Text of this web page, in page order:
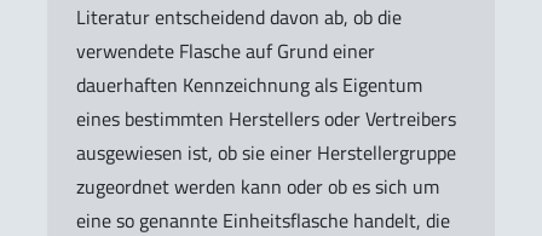
Literatur entscheidend davon ab, ob die
verwendete Flasche auf Grund einer
dauerhaften Kennzeichnung als Eigentum
eines bestimmten Herstellers oder Vertreibers
ausgewiesen ist, ob sie einer Herstellergruppe
zugeordnet werden kann oder ob es sich um
eine so genannte Einheitsflasche handelt, die